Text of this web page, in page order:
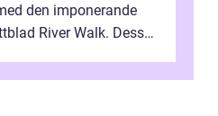
den imponerande
River Walk. Dess